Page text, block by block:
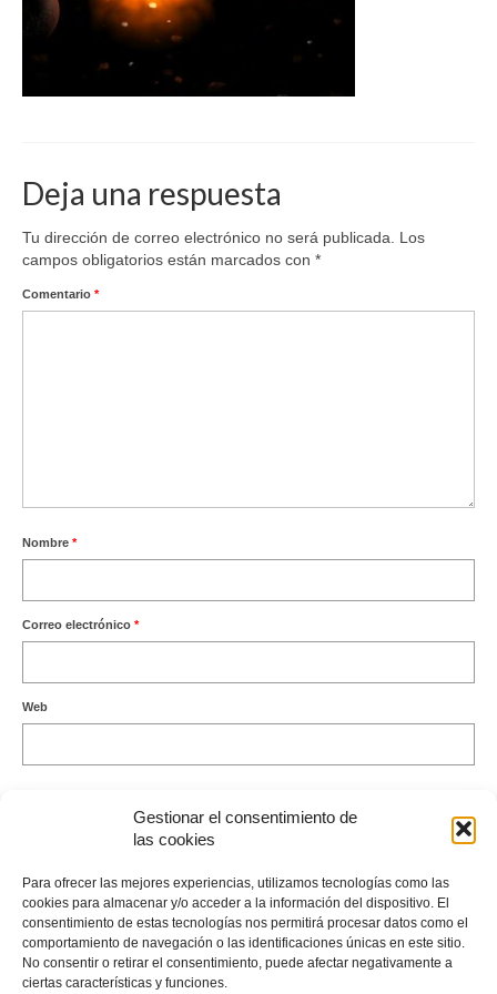
Gestionar el consentimiento de
las cookies
Para ofrecer las mejores experiencias, utilizamos tecnologías como las
cookies para almacenar y/o acceder a la información del dispositivo. El
consentimiento de estas tecnologías nos permitirá procesar datos como el
comportamiento de navegación o las identificaciones únicas en este sitio.
No consentir o retirar el consentimiento, puede afectar negativamente a
ciertas características y funciones.
Deja una respuesta
Tu dirección de correo electrónico no será publicada.
Los
campos obligatorios están marcados con *
Comentario *
Nombre *
Correo electrónico *
Web
procesan los datos de tus comentarios.